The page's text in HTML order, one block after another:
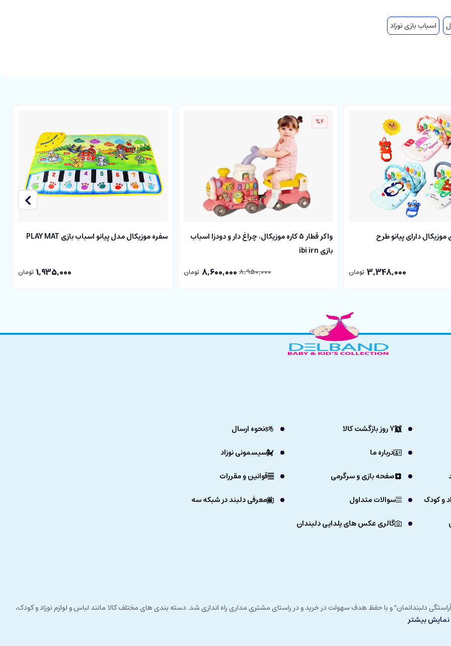
اسباب بازی نوزاد
دارای پیانو طرح
3,348,000 تومان
%4
واکر قطار 5 کاره موزیکال، چراغ دار و دودزا اسباب
بازی ibi irn
8,950,000
8,600,000 تومان
سفره موزیکال مدل پیانو اسباب بازی PLAY MAT
1,935,000 تومان
7 روز بازگشت کالا
نحوه ارسال
درباره ما
سیسمونی نوزاد
صفحه بازی و سرگرمی
قوانین و مقررات
و کودک
سوالات متداول
معرفی دلبند در شبکه سه
گالری عکس های یلدایی دلبندان
خداوند در زمستان 1392 و با شعار "آرزوی دلبند آراستگی دلبندانمان" و با حفظ هدف سهولت در خرید و در راستای مشتری مداری راه اندازی شد. دسته بندی های مختلف کالا مانند لباس و لوازم نوزاد و کودک،
نمایش بیشتر